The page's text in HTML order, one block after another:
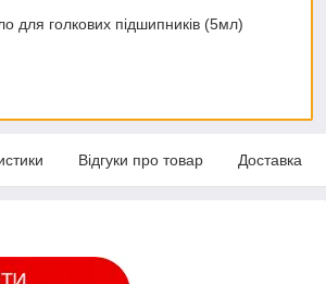
для голкових підшипників (5мл)
Відгуки про товар Доставка